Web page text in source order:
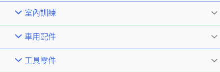
室內訓練
車用配件
工具零件